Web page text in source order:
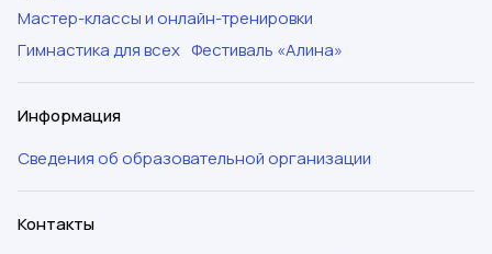
Мастер-классы и онлайн-тренировки
Гимнастика для всех Фестиваль «Алина»
Информация
Сведения об образовательной организации
Контакты